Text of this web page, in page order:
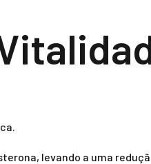
levando a uma